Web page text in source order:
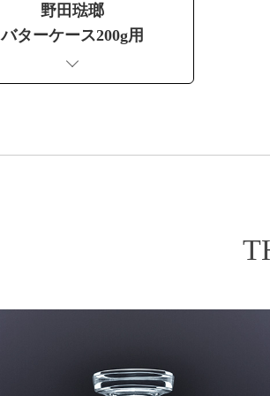
野田琺瑯
バターケース200g用